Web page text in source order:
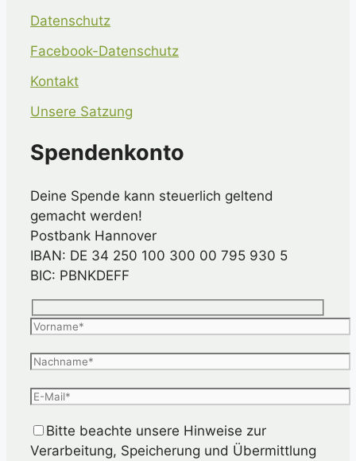
Datenschutz
Facebook-Datenschutz
Kontakt
Unsere Satzung
Spendenkonto
Deine Spende kann steuerlich geltend
gemacht werden!
Postbank Hannover
IBAN: DE 34 250 100 300 00 795 930 5
BIC: PBNKDEFF
Bitte beachte unsere Hinweise zur
Verarbeitung, Speicherung und Übermittlung